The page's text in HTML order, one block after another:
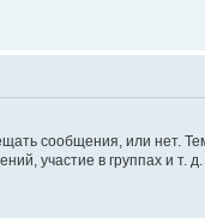
сообщения, или нет.
участие в группах и т. д.